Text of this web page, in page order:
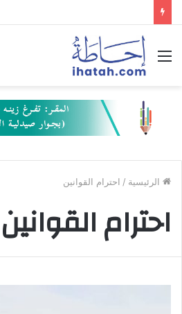
القائمة
الرئيسية / احترام القوانين
احترام القوانين